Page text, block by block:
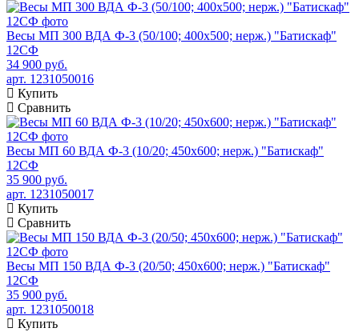
Весы МП 300 ВДА Ф-3 (50/100; 400х500; нерж.) "Батискаф"
12СФ
34 900 руб.
арт. 1231050016
Купить
Сравнить
Весы МП 60 ВДА Ф-3 (10/20; 450х600; нерж.) "Батискаф"
12СФ
35 900 руб.
арт. 1231050017
Купить
Сравнить
Весы МП 150 ВДА Ф-3 (20/50; 450х600; нерж.) "Батискаф"
12СФ
35 900 руб.
арт. 1231050018
Купить